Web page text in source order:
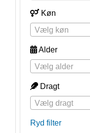
Køn
Vælg køn
Alder
Vælg alder
Dragt
Vælg dragt
Ryd filter